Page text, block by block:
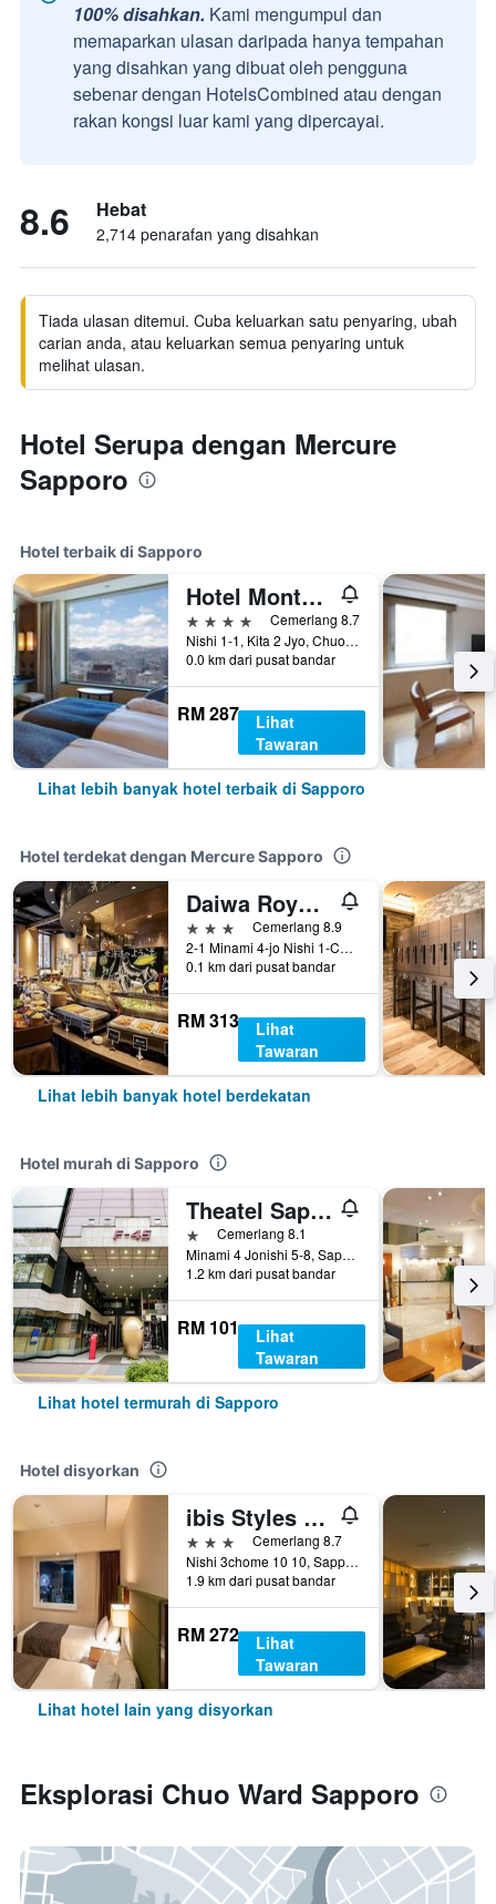
100% disahkan. Kami mengumpul dan
memaparkan ulasan daripada hanya tempahan
yang disahkan yang dibuat oleh pengguna
sebenar dengan HotelsCombined atau dengan
rakan kongsi luar kami yang dipercayai.
8.6 Hebat
2,714 penarafan yang disahkan
Tiada ulasan ditemui. Cuba keluarkan satu penyaring, ubah
carian anda, atau keluarkan semua penyaring untuk
melihat ulasan.
Hotel Serupa dengan Mercure
Sapporo
Hotel terbaik di Sapporo
Hotel Monterey Edelhof Sapporo
4 bintang
Cemerlang 8.7
Nishi 1-1, Kita 2 Jyo, Chuo-ku, Sapporo, Jepun
0.0 km dari pusat bandar
RM 287
Lihat
Tawaran
Lihat lebih banyak hotel terbaik di Sapporo
Hotel terdekat dengan Mercure Sapporo
Daiwa Roynet Hotel Sapporo-Susukino
3 bintangCemerlang 8.9
2-1 Minami 4-jo Nishi 1-Chome Chuo-ku, Sapporo, Jepun
0.1 km dari pusat bandar
RM 313
Lihat
Tawaran
Lihat lebih banyak hotel berdekatan
Hotel murah di Sapporo
Theatel Sapporo
1 bintang
Cemerlang 8.1
Minami 4 Jonishi 5-8, Sapporo, Jepun
1.2 km dari pusat bandar
RM 101
Lihat
Tawaran
Lihat hotel termurah di Sapporo
Hotel disyorkan
ibis Styles Sapporo
3 bintangCemerlang 8.7
Nishi 3chome 10 10, Sapporo, Jepun
1.9 km dari pusat bandar
RM 272
Lihat
Tawaran
Lihat hotel lain yang disyorkan
Eksplorasi Chuo Ward Sapporo